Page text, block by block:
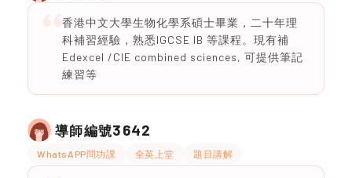
香港中文大學生物化學系碩士畢業，二十年理
科補習經驗，熟悉IGCSE IB 等課程。現有補
Edexcel /CIE combined sciences, 可提供筆記
練習等
導師編號3642
WhatsAPP問功課 全英上堂 題目講解